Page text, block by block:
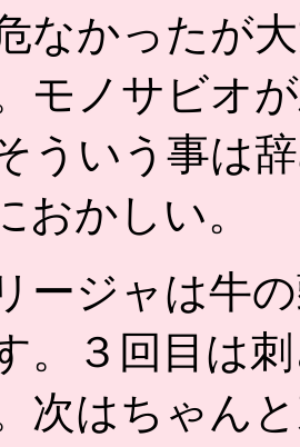
なかったが
モノサビオ
ういう事は
おかしい。
ージャは牛
。３回目は
次はちゃん